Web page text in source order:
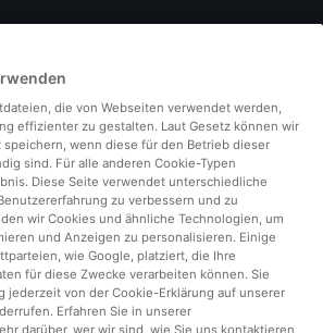
die von Webseiten verwendet werden,
effizienter zu gestalten. Laut Gesetz können wir
speichern, wenn diese für den Betrieb dieser
sind. Für alle anderen Cookie-Typen
Diese Seite verwendet unterschiedliche
zu verbessern und zu
wir Cookies und ähnliche Technologien, um
und Anzeigen zu personalisieren. Einige
wie Google, platziert, die Ihre
für diese Zwecke verarbeiten können. Sie
jederzeit von der Cookie-Erklärung auf unserer
Erfahren Sie in unserer
darüber, wer wir sind, wie Sie uns kontaktieren